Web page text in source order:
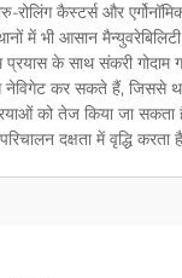
कैस्टर्स और
में भी आसान
के साथ संकरी गोदाम
नेविगेट कर सकते हैं, जिससे
को तेज किया जा
दक्षता में वृद्धि करता